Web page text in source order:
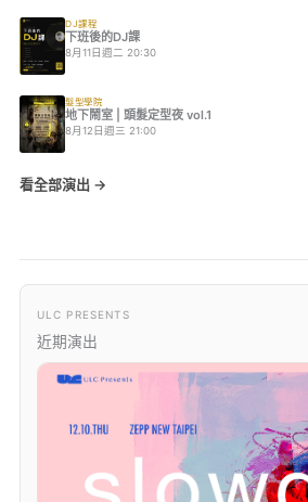
DJ課程
下班後的DJ課
8月11日週二 20:30
髮型學院
地下鬧室 | 頭髮定型夜 vol.1
8月12日週三 21:00
看全部演出 →
ULC PRESENTS
近期演出